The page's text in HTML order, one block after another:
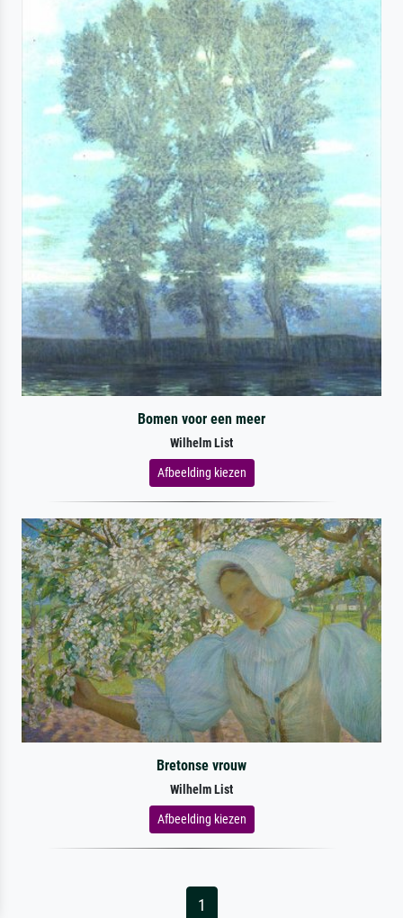
Bomen voor een meer
Wilhelm List
Afbeelding kiezen
Bretonse vrouw
Wilhelm List
Afbeelding kiezen
1